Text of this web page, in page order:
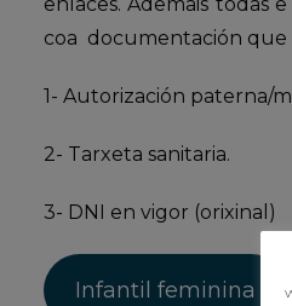
enlaces. Ademais todas
coa documentación que
1- Autorización paterna/
2- Tarxeta sanitaria.
3- DNI en vigor (orixinal)
Infantil feminina